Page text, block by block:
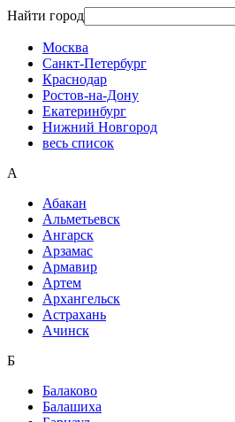
Найти город
Москва
Санкт-Петербург
Краснодар
Ростов-на-Дону
Екатеринбург
Нижний Новгород
весь список
А
Абакан
Альметьевск
Ангарск
Арзамас
Армавир
Артем
Архангельск
Астрахань
Ачинск
Б
Балаково
Балашиха